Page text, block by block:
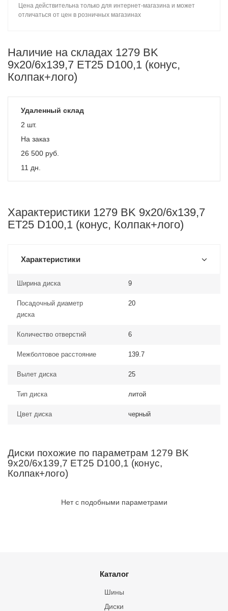
Цена действительна только для интернет-магазина и может
отличаться от цен в розничных магазинах
Наличие на складах 1279 BK
9x20/6x139,7 ET25 D100,1 (конус,
Колпак+лого)
Удаленный склад
2 шт.
На заказ
26 500 руб.
11 дн.
Характеристики 1279 BK 9x20/6x139,7
ET25 D100,1 (конус, Колпак+лого)
Характеристики
Ширина диска 9
Посадочный диаметр
диска
20
Количество отверстий 6
Межболтовое расстояние 139.7
Вылет диска 25
Тип диска литой
Цвет диска черный
Диски похожие по параметрам 1279 BK
9x20/6x139,7 ET25 D100,1 (конус,
Колпак+лого)
Нет с подобными параметрами
Каталог
Шины
Диски